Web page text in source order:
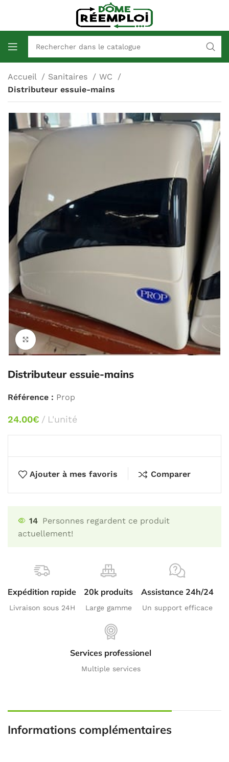
Accueil Sanitaires
WC
Distributeur essuie-mains
Agrandir
Distributeur essuie-mains
Référence : Prop
24.00€ L'unité
Ajouter à mes favoris Comparer
14 Personnes regardent ce produit
actuellement!
Expédition rapide
Livraison sous 24H
20k produits
Large gamme
Assistance 24h/24
Un support efficace
Services professionel
Multiple services
Informations complémentaires